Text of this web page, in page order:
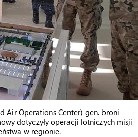
Air Operations Center) gen. broni
dotyczyły operacji lotniczych misji
w regionie.